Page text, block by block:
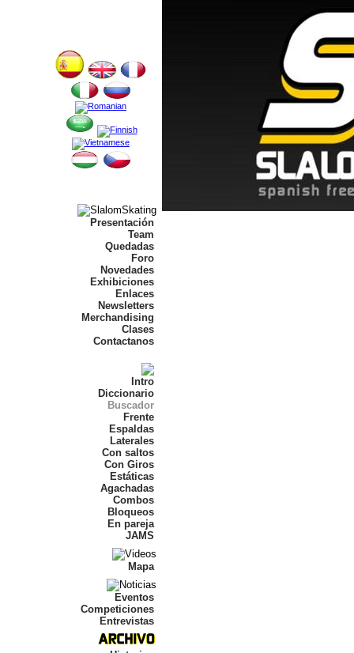
Presentación
Team
Quedadas
Foro
Novedades
Exhibiciones
Enlaces
Newsletters
Merchandising
Clases
Contactanos
Intro
Diccionario
Buscador
Frente
Espaldas
Laterales
Con saltos
Con Giros
Estáticas
Agachadas
Combos
Bloqueos
En pareja
JAMS
Mapa
Eventos
Competiciones
Entrevistas